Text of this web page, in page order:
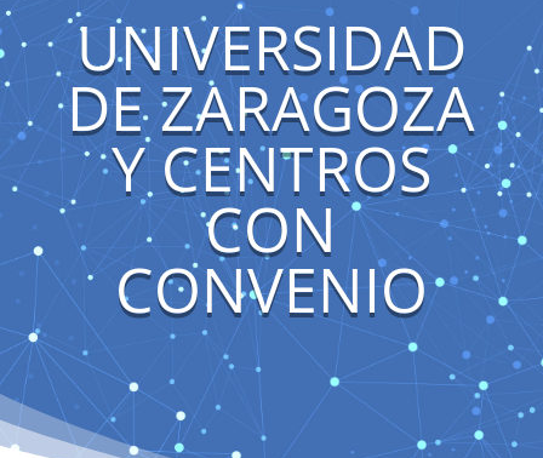
UNIVERSIDAD
DE ZARAGOZA
Y CENTROS
CON
CONVENIO